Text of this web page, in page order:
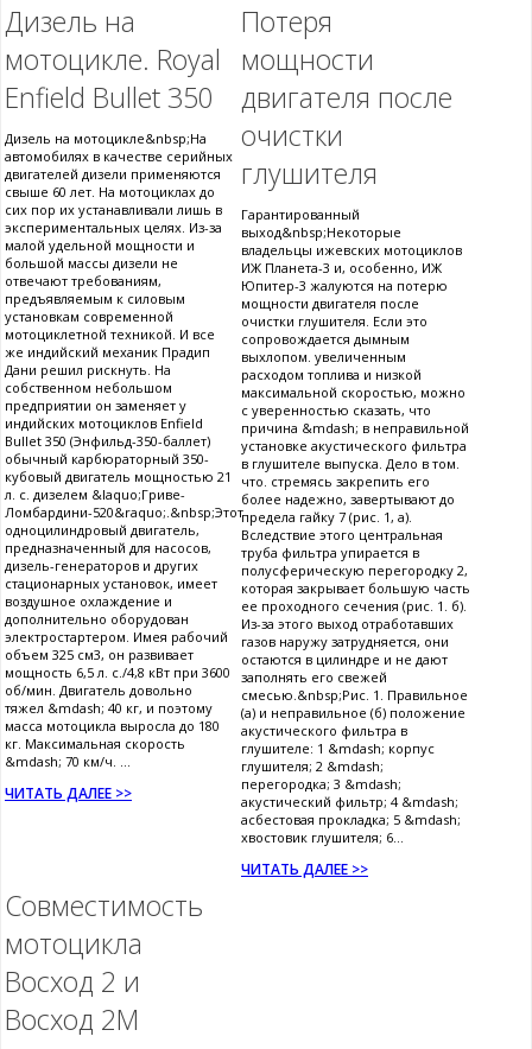
Дизель на
мотоцикле. Royal
Enfield Bullet 350
Дизель на мотоцикле&nbsp;На
автомобилях в качестве серийных
двигателей дизели применяются
свыше 60 лет. На мотоциклах до
сих пор их устанавливали лишь в
экспериментальных целях. Из-за
малой удельной мощности и
большой массы дизели не
отвечают требованиям,
предъявляемым к силовым
установкам современной
мотоциклетной техникой. И все
же индийский механик Прадип
Дани решил рискнуть. На
собственном небольшом
предприятии он заменяет у
индийских мотоциклов Enfield
Bullet 350 (Энфильд-350-баллет)
обычный карбюраторный 350-
кубовый двигатель мощностью 21
л. с. дизелем &laquo;Гриве-
Ломбардини-520&raquo;.&nbsp;Этот
одноцилиндровый двигатель,
предназначенный для насосов,
дизель-генераторов и других
стационарных установок, имеет
воздушное охлаждение и
дополнительно оборудован
электростартером. Имея рабочий
объем 325 см3, он развивает
мощность 6,5 л. с./4,8 кВт при 3600
об/мин. Двигатель довольно
тяжел &mdash; 40 кг, и поэтому
масса мотоцикла выросла до 180
кг. Максимальная скорость
&mdash; 70 км/ч. ...
ЧИТАТЬ ДАЛЕЕ >>
Потеря
мощности
двигателя после
очистки
глушителя
Гарантированный
выход&nbsp;Некоторые
владельцы ижевских мотоциклов
ИЖ Планета-3 и, особенно, ИЖ
Юпитер-3 жалуются на потерю
мощности двигателя после
очистки глушителя. Если это
сопровождается дымным
выхлопом. увеличенным
расходом топлива и низкой
максимальной скоростью, можно
с уверенностью сказать, что
причина &mdash; в неправильной
установке акустического фильтра
в глушителе выпуска. Дело в том.
что. стремясь закрепить его
более надежно, завертывают до
предела гайку 7 (рис. 1, а).
Вследствие этого центральная
труба фильтра упирается в
полусферическую перегородку 2,
которая закрывает большую часть
ее проходного сечения (рис. 1. б).
Из-за этого выход отработавших
газов наружу затрудняется, они
остаются в цилиндре и не дают
заполнять его свежей
смесью.&nbsp;Рис. 1. Правильное
(а) и неправильное (б) положение
акустического фильтра в
глушителе: 1 &mdash; корпус
глушителя; 2 &mdash;
перегородка; 3 &mdash;
акустический фильтр; 4 &mdash;
асбестовая прокладка; 5 &mdash;
хвостовик глушителя; 6...
ЧИТАТЬ ДАЛЕЕ >>
Совместимость
мотоцикла
Восход 2 и
Восход 2М